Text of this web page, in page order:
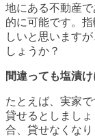
地にある不動産
的に可能です。
しいと思います
しょうか？
間違っても塩漬け
たとえば、実家
貸せるとしまし
合、貸せなくな